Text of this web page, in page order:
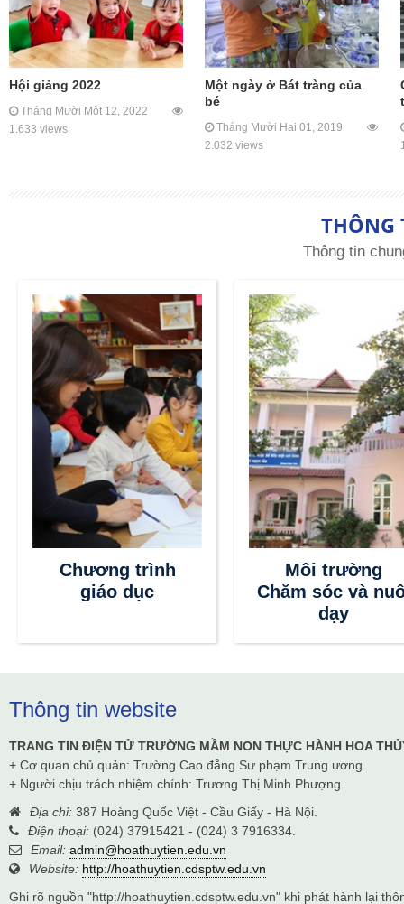
Hội giảng 2022
Tháng Mười Một 12, 2022
1.633 views
Một ngày ở Bát tràng của
bé
Tháng Mười Hai 01, 2019
2.032 views
THÔNG
Thông tin
Chương trình
giáo dục
Môi trường
Chăm sóc và
dạy
Thông tin website
TRANG TIN ĐIỆN TỬ TRƯỜNG MẦM NON THỰC HÀNH HOA
+ Cơ quan chủ quản: Trường Cao đẳng Sư phạm Trung ương.
+ Người chịu trách nhiệm chính: Trương Thị Minh Phượng.
Địa chỉ: 387 Hoàng Quốc Việt - Cầu Giấy - Hà Nội.
Điện thoại: (024) 37915421 - (024) 3 7916334.
Email: admin@hoathuytien.edu.vn
Website: http://hoathuytien.cdsptw.edu.vn
Ghi rõ nguồn "http://hoathuytien.cdsptw.edu.vn" khi phát hành lại